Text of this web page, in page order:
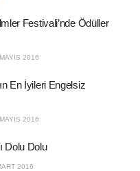
Festivali’nde Ödüller
2016
En İyileri Engelsiz
2016
Dolu Dolu
2016